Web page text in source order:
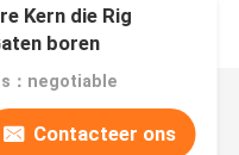
Kern die Rig
boren
：negotiable
Contacteer ons